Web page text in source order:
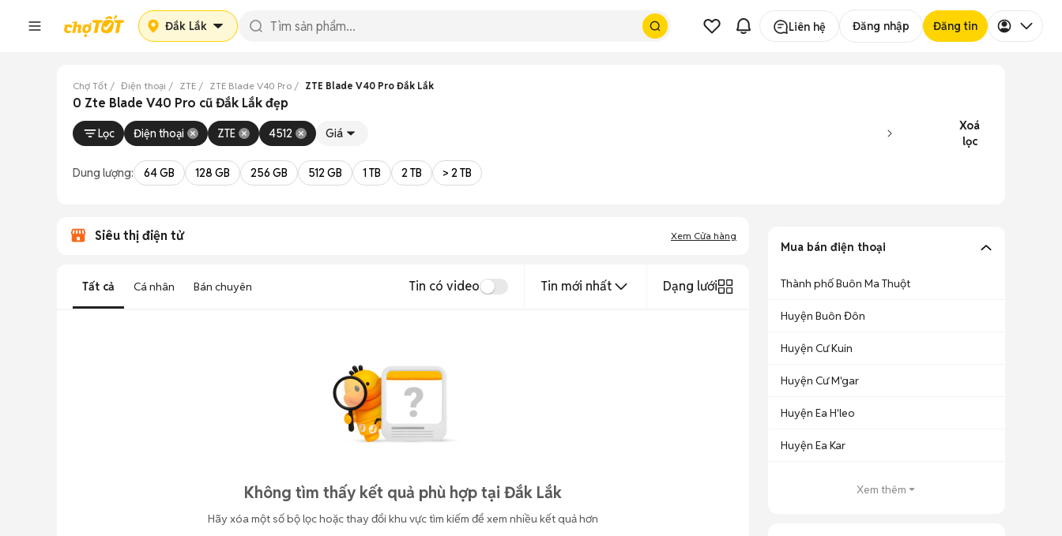
Đắk Lắk Liên hệ Đăng nhập Đăng tin
Chợ Tốt Điện thoại ZTE ZTE Blade V40 Pro ZTE Blade V40 Pro Đắk Lắk
0 Zte Blade V40 Pro cũ Đắk Lắk đẹp
Lọc Điện thoại ZTE 4512 Giá
Xoá
lọc
Dung lượng: 64 GB 128 GB 256 GB 512 GB 1 TB 2 TB > 2 TB
Siêu thị điện tử Xem Cửa hàng
Tất cả Cá nhân Bán chuyên Tin có video Tin mới nhất Dạng lưới
Không tìm thấy kết quả phù hợp tại Đắk Lắk
Hãy xóa một số bộ lọc hoặc thay đổi khu vực tìm kiếm để xem nhiều kết quả hơn
Mua bán điện thoại
Thành phố Buôn Ma Thuột
Huyện Buôn Đôn
Huyện Cư Kuin
Huyện Cư M'gar
Huyện Ea H'leo
Huyện Ea Kar
Xem thêm